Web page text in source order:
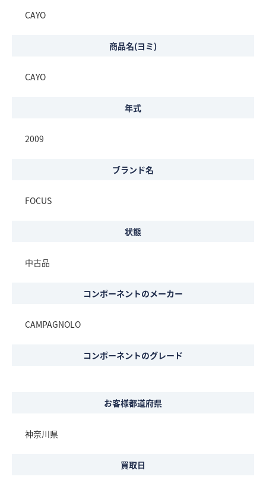
CAYO
商品名(ヨミ)
CAYO
年式
2009
ブランド名
FOCUS
状態
中古品
コンポーネントのメーカー
CAMPAGNOLO
コンポーネントのグレード
お客様都道府県
神奈川県
買取日